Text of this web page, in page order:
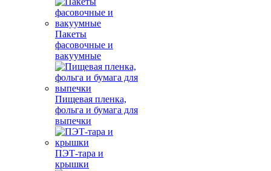
Пакеты
фасовочные и
вакуумные
Пищевая пленка,
фольга и бумага для
выпечки
ПЭТ-тара и
крышки